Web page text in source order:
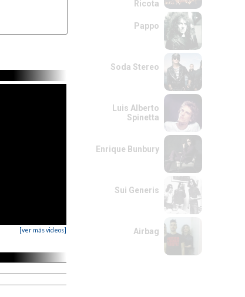
[ver más videos]
Ricota
Pappo
Soda Stereo
Luis Alberto
Spinetta
Enrique Bunbury
Sui Generis
Airbag